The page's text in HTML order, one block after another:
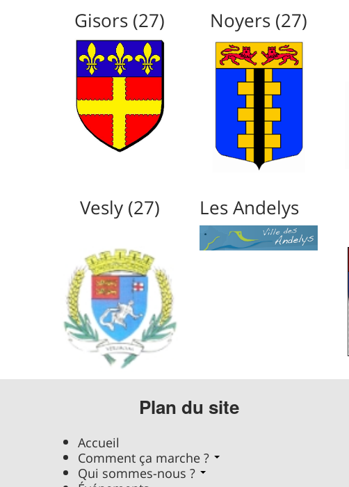
Gisors (27) Noyers (27)
Vesly (27) Les Andelys
Plan du site
Accueil
Comment ça marche ?
Qui sommes-nous ?